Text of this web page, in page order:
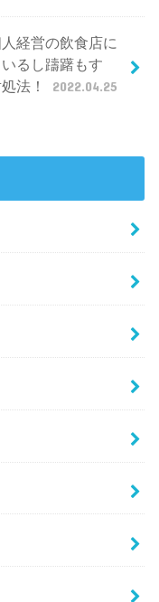
経営の飲食店に
るし躊躇もす
法！
2022.04.25